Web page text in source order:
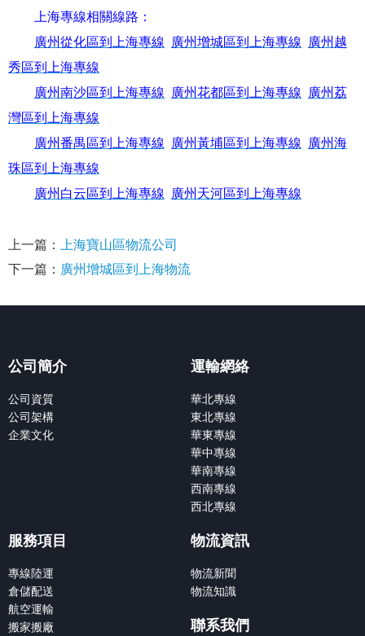
上海專線相關線路：
廣州從化區到上海專線
廣州增城區到上海專線
廣州越
秀區到上海專線
廣州南沙區到上海專線
廣州花都區到上海專線
廣州荔
灣區到上海專線
廣州番禺區到上海專線
廣州黃埔區到上海專線
廣州海
珠區到上海專線
廣州白云區到上海專線
廣州天河區到上海專線
上一篇： 上海寶山區物流公司
下一篇： 廣州增城區到上海物流
公司簡介
公司資質
公司架構
企業文化
運輸網絡
華北專線
東北專線
華東專線
華中專線
華南專線
西南專線
西北專線
服務項目
專線陸運
倉儲配送
航空運輸
搬家搬廠
物流資訊
物流新聞
物流知識
聯系我們